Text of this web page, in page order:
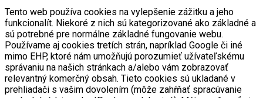
sú potrebné pre normálne základné fungovanie webu.
Používame aj cookies tretích strán, napríklad Google či iné
mimo EHP, ktoré nám umožňujú porozumieť užívateľskému
správaniu na našich stránkach a/alebo vám zobrazovať
relevantný komerčný obsah. Tieto cookies sú ukladané v
prehliadači s vašim dovolením (môže zahŕňať spracúvanie
osobných údajov, ako IP adresa alebo iné). Máte možnosť si
jednotlivé súhlasy/oprávnený záujem prispôsobiť.